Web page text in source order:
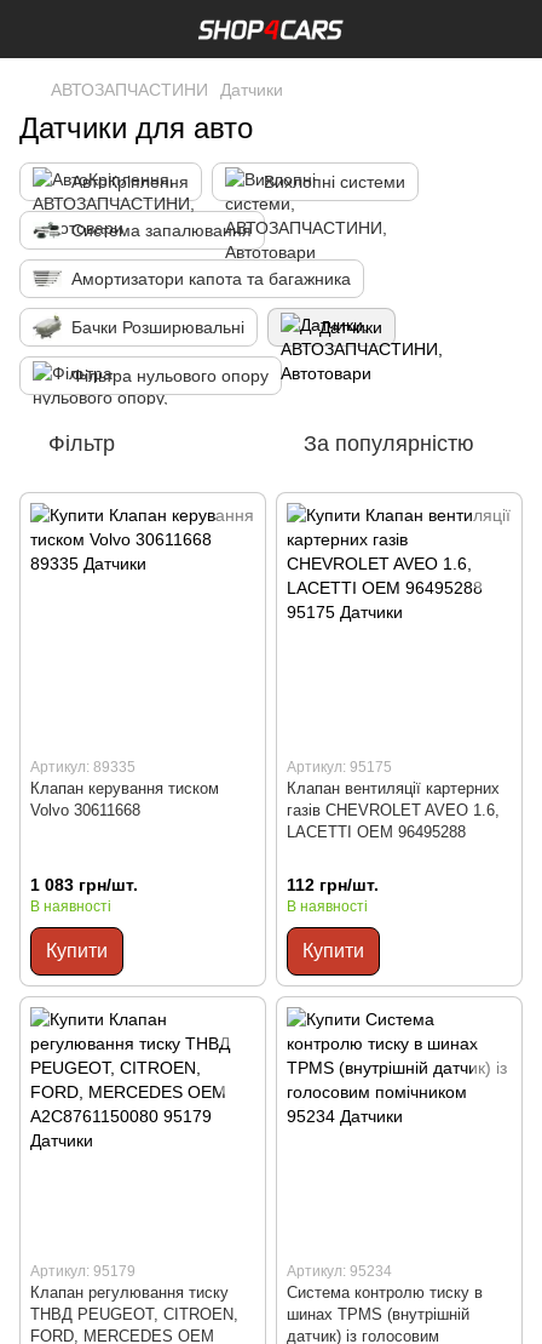
АВТОЗАПЧАСТИНИ Датчики
Датчики для авто
АвтоКріплення Вихлопні системи
Система запалювання
Амортизатори капота та багажника
Бачки Розширювальні Датчики
Фільтра нульового опору
Фільтр За популярністю
Артикул: 89335
Клапан керування тиском
Volvo 30611668
1 083 грн/шт.
В наявності
Купити
Артикул: 95175
Клапан вентиляції картерних
газів CHEVROLET AVEO 1.6,
LACETTI OEM 96495288
112 грн/шт.
В наявності
Купити
Артикул: 95179
Клапан регулювання тиску
ТНВД PEUGEOT, CITROEN,
FORD, MERCEDES OEM
Артикул: 95234
Система контролю тиску в
шинах TPMS (внутрішній
датчик) із голосовим